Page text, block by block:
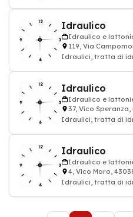
Idraulico
Idraulico e
119, Via
Idraulici, tratta di
Idraulico
Idraulico e
37, Vico Speranza,
Idraulici, tratta di
Idraulico
Idraulico e
4, Vico Moro,
Idraulici, tratta di